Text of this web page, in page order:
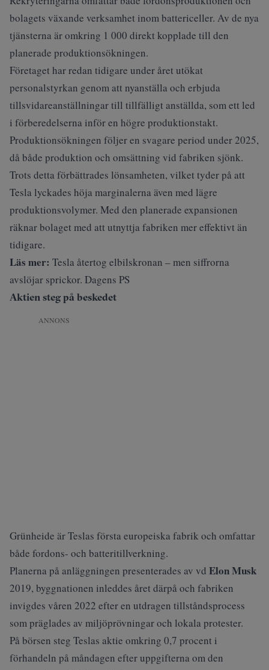
bolagets växande verksamhet inom battericeller. Av de nya
tjänsterna är omkring 1 000 direkt kopplade till den
planerade produktionsökningen.
Företaget har redan tidigare under året utökat
personalstyrkan genom att nyanställa och erbjuda
tillsvidareanställningar till tillfälligt anställda, som ett led
i förberedelserna inför en högre produktionstakt.
Produktionsökningen följer en svagare period under 2025,
då både produktion och omsättning vid fabriken sjönk.
Trots detta förbättrades lönsamheten, vilket tyder på att
Tesla lyckades höja marginalerna även med lägre
produktionsvolymer. Med den planerade expansionen
räknar bolaget med att utnyttja fabriken mer effektivt än
tidigare.
Läs mer: Tesla återtog elbilskronan – men siffrorna
avslöjar sprickor. Dagens PS
Aktien steg på beskedet
ANNONS
Grünheide är Teslas första europeiska fabrik och omfattar
både fordons- och batteritillverkning.
Planerna på anläggningen presenterades av vd Elon Musk
2019, byggnationen inleddes året därpå och fabriken
invigdes våren 2022 efter en utdragen tillståndsprocess
som präglades av miljöprövningar och lokala protester.
På börsen steg Teslas aktie omkring 0,7 procent i
förhandeln på måndagen efter uppgifterna om den